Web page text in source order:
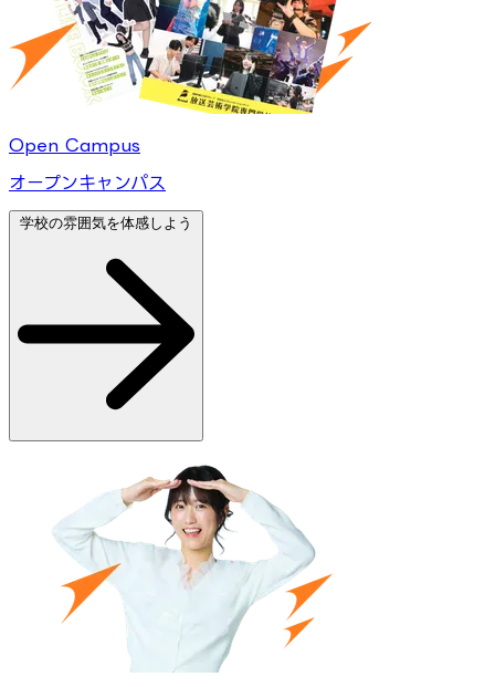
Open Campus
オープンキャンパス
学校の雰囲気を体感しよう